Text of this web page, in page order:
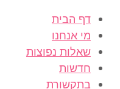
דף הבית
מי אנחנו
שאלות נפוצות
חדשות
בתקשורת